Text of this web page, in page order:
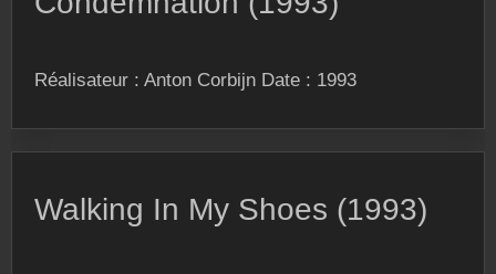
Réalisateur : Anton Corbijn Date : 1993
Walking In My Shoes (1993)